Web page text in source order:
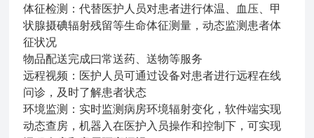
体征检测：代替医护人员对患者进行体温、血压、甲
状腺摄碘辐射残留等生命体征测量，动态监测患者体
征状况
物品配送完成曰常送药、送物等服务
远程视频：医护人员可通过设备对患者进行远程在线
问诊，及时了解患者状态
环境监测：实时监测病房环境辐射变化，软件端实现
动态查房，机器入在医护入员操作和控制下，可实现